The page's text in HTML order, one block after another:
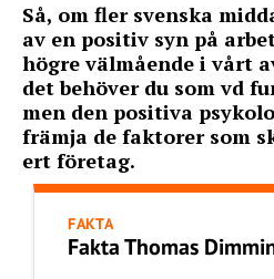
Så, om fler svenska
av en positiv syn på
högre välmående i vårt
det behöver du som vd
men den positiva
främja de faktorer som
ert företag.
FAKTA
Fakta Thomas